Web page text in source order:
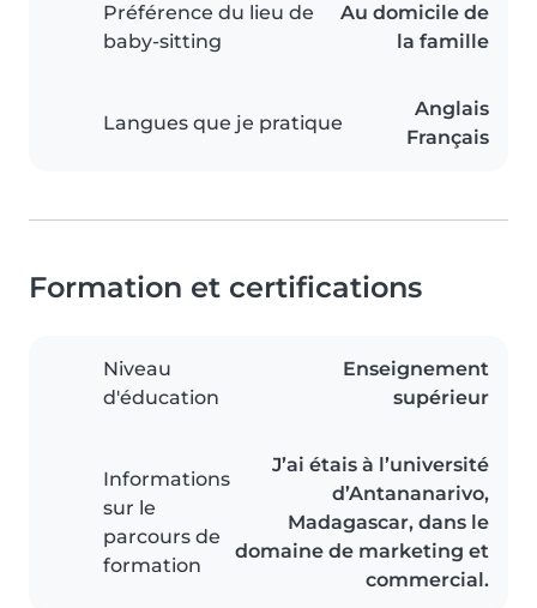
Préférence du lieu de
baby-sitting
Au domicile de
la famille
Langues que je pratique
Anglais
Français
Formation et certifications
Niveau
d'éducation
Enseignement
supérieur
Informations
sur le
parcours de
formation
J’ai étais à l’université
d’Antananarivo,
Madagascar, dans le
domaine de marketing et
commercial.